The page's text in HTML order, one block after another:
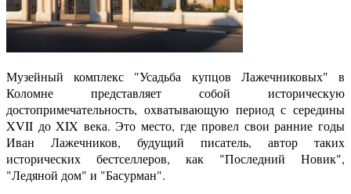
Музейный комплекс "Усадьба купцов Лажечниковых" в
Коломне представляет собой историческую
достопримечательность, охватывающую период с середины
XVII до XIX века. Это место, где провел свои ранние годы
Иван Лажечников, будущий писатель, автор таких
исторических бестселлеров, как "Последний Новик",
"Ледяной дом" и "Басурман".